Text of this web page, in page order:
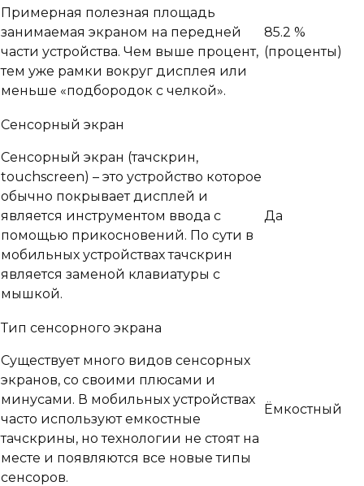
Примерная полезная площадь
занимаемая экраном на передней
части устройства. Чем выше процент,
тем уже рамки вокруг дисплея или
меньше «подбородок с челкой».
85.2 %
(проценты)
Сенсорный экран
Сенсорный экран (тачскрин,
touchscreen) – это устройство которое
обычно покрывает дисплей и
является инструментом ввода с
помощью прикосновений. По сути в
мобильных устройствах тачскрин
является заменой клавиатуры с
мышкой.
Да
Тип сенсорного экрана
Существует много видов сенсорных
экранов, со своими плюсами и
минусами. В мобильных устройствах
часто используют емкостные
тачскрины, но технологии не стоят на
месте и появляются все новые типы
сенсоров.
Ёмкостный